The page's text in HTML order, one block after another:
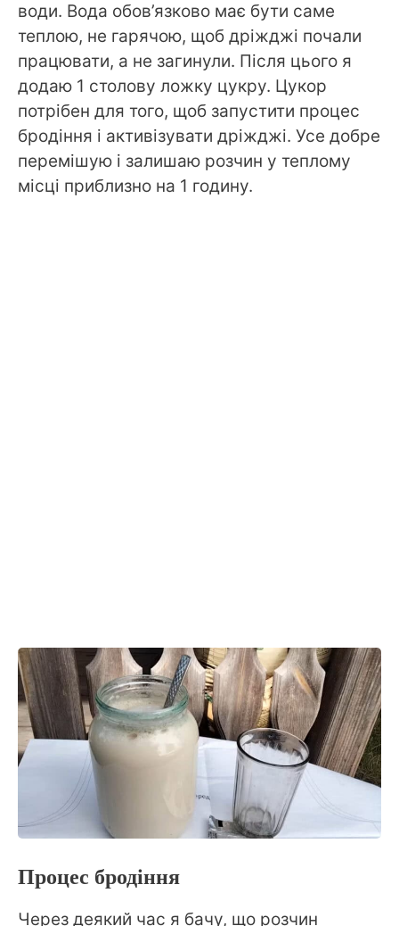
води. Вода обов’язково має бути саме
теплою, не гарячою, щоб дріжджі почали
працювати, а не загинули. Після цього я
додаю 1 столову ложку цукру. Цукор
потрібен для того, щоб запустити процес
бродіння і активізувати дріжджі. Усе добре
перемішую і залишаю розчин у теплому
місці приблизно на 1 годину.
Процес бродіння
Через деякий час я бачу, що розчин